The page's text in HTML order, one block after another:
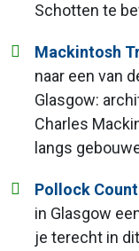
Schotten te
Mackintosh
naar een van
Glasgow:
Charles
langs
Pollock
in Glasgow
je terecht in